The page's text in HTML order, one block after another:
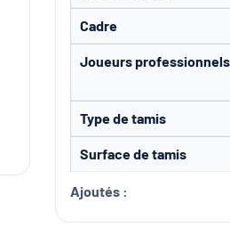
Cadre
Joueurs professionnels
Type de tamis
Surface de tamis
Ajoutés :